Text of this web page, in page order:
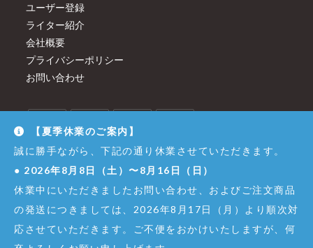
ユーザー登録
ライター紹介
会社概要
プライバシーポリシー
お問い合わせ
【夏季休業のご案内】
誠に勝手ながら、下記の通り休業させていただきます。
● 2026年8月8日（土）〜8月16日（日）
休業中にいただきましたお問い合わせ、およびご注文商品
の発送につきましては、2026年8月17日（月）より順次対
応させていただきます。ご不便をおかけいたしますが、何